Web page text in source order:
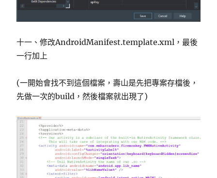
十一、修改AndroidManifest.template.xml，最後
一行加上
(一開始會找不到這個檔案，壽山是先把專案存檔後，
先做一次的build，然後檔案就出現了)